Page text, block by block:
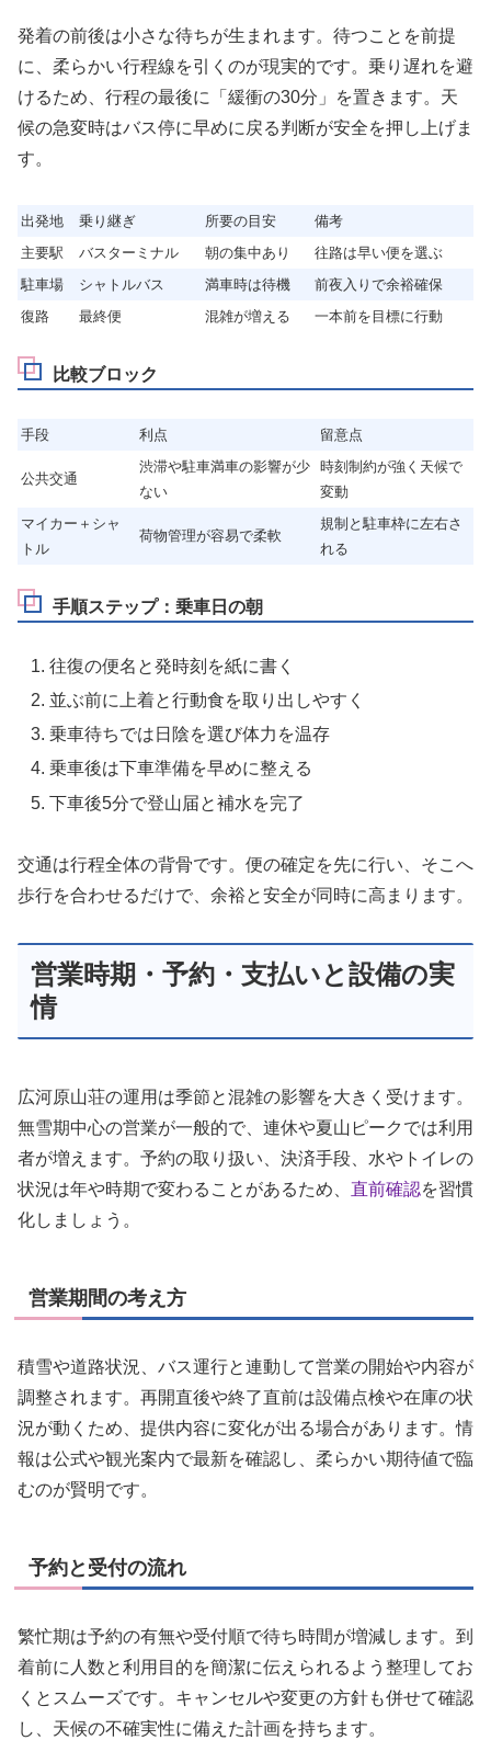
発着の前後は小さな待ちが生まれます。待つことを前提
に、柔らかい行程線を引くのが現実的です。乗り遅れを避
けるため、行程の最後に「緩衝の30分」を置きます。天
候の急変時はバス停に早めに戻る判断が安全を押し上げま
す。
出発地 乗り継ぎ 所要の目安
備考
主要駅
バスターミナル 朝の集中あり
往路は早い便を選ぶ
駐車場
シャトルバス 満車時は待機
前夜入りで余裕確保
復路
最終便 混雑が増える 一本前を目標に行動
比較ブロック
手段 利点 留意点
公共交通
渋滞や駐車満車の影響が少
ない
時刻制約が強く天候で
変動
マイカー＋シャ
トル
荷物管理が容易で柔軟
規制と駐車枠に左右さ
れる
手順ステップ：乗車日の朝
往復の便名と発時刻を紙に書く
並ぶ前に上着と行動食を取り出しやすく
乗車待ちでは日陰を選び体力を温存
乗車後は下車準備を早めに整える
下車後5分で登山届と補水を完了
交通は行程全体の背骨です。便の確定を先に行い、そこへ
歩行を合わせるだけで、余裕と安全が同時に高まります。
営業時期・予約・支払いと設備の実
情
広河原山荘の運用は季節と混雑の影響を大きく受けます。
無雪期中心の営業が一般的で、連休や夏山ピークでは利用
者が増えます。予約の取り扱い、決済手段、水やトイレの
状況は年や時期で変わることがあるため、 直前確認を習慣
化しましょう。
営業期間の考え方
積雪や道路状況、バス運行と連動して営業の開始や内容が
調整されます。再開直後や終了直前は設備点検や在庫の状
況が動くため、提供内容に変化が出る場合があります。情
報は公式や観光案内で最新を確認し、柔らかい期待値で臨
むのが賢明です。
予約と受付の流れ
繁忙期は予約の有無や受付順で待ち時間が増減します。到
着前に人数と利用目的を簡潔に伝えられるよう整理してお
くとスムーズです。キャンセルや変更の方針も併せて確認
し、天候の不確実性に備えた計画を持ちます。